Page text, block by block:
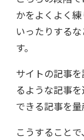
かをよくよく
いったりする
す。
サイトの記事
るような記事
できる記事を量
こうすることで、